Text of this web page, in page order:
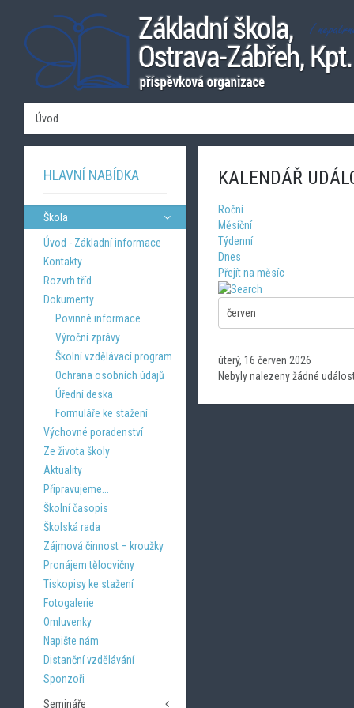
Úvod
KALENDÁŘ
Roční
Měsíční
Týdenní
Dnes
Přejít na měsíc
úterý, 16 červen 2026
Nebyly nalezeny žádné
HLAVNÍ NABÍDKA
Škola
Úvod - Základní informace
Kontakty
Rozvrh tříd
Dokumenty
Povinné informace
Výroční zprávy
Školní vzdělávací program
Ochrana osobních údajů
Úřední deska
Formuláře ke stažení
Výchovné poradenství
Ze života školy
Aktuality
Připravujeme...
Školní časopis
Školská rada
Zájmová činnost – kroužky
Pronájem tělocvičny
Tiskopisy ke stažení
Fotogalerie
Omluvenky
Napište nám
Distanční vzdělávání
Sponzoři
Semináře